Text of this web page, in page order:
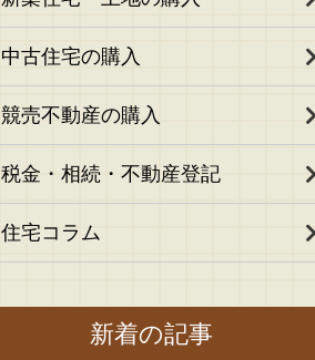
中古住宅の購入
競売不動産の購入
税金・相続・不動産登記
住宅コラム
新着の記事